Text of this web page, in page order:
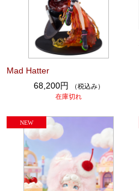
Mad Hatter
68,200円
（税込み）
在庫切れ